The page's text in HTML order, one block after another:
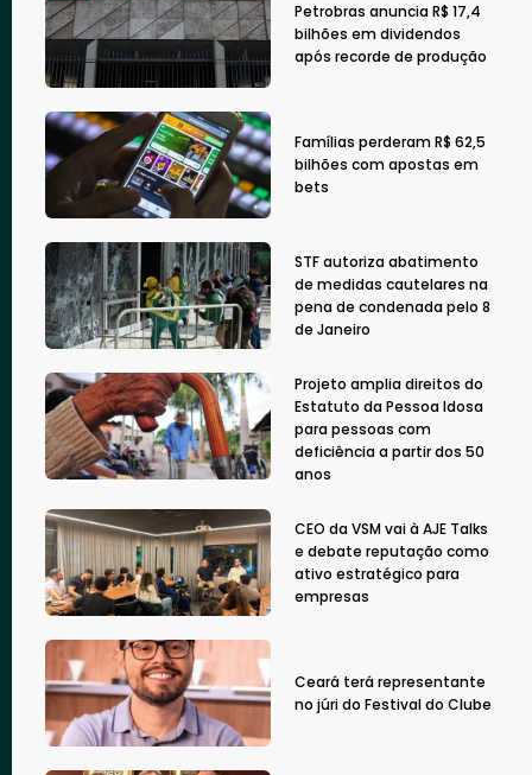
Petrobras anuncia R$ 17,4
bilhões em dividendos
após recorde de produção
Famílias perderam R$ 62,5
bilhões com apostas em
bets
STF autoriza abatimento
de medidas cautelares na
pena de condenada pelo 8
de Janeiro
Projeto amplia direitos do
Estatuto da Pessoa Idosa
para pessoas com
deficiência a partir dos 50
anos
CEO da VSM vai à AJE Talks
e debate reputação como
ativo estratégico para
empresas
Ceará terá representante
no júri do Festival do Clube